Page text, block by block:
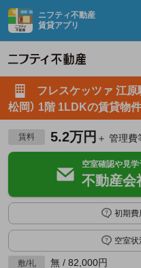
ニフティ不動産
賃貸アプリ
フレスケッツァ 江原
松岡） 1階 1LDKの賃貸物件
賃料 5.2万円 ＋ 管理費
空室確認や見
不動産会
初期費
空室
敷/礼 無 / 82,000円